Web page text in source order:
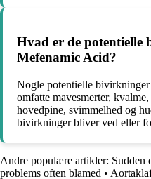
Hvad er de
Mefenamic Acid?
Nogle potentielle
omfatte mavesmerter,
hovedpine, svimmelhed og
bivirkninger bliver ved eller
Andre populære artikler: Sudden
problems often blamed •